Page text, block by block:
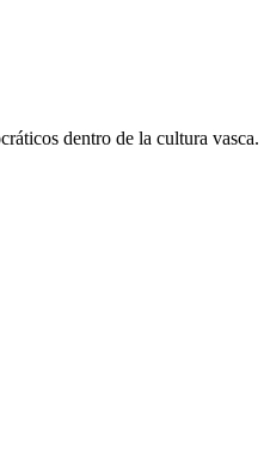
dentro de la cultura vasca.